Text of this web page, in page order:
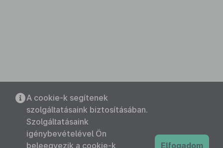
A cookie-k segítenek
szolgáltatásaink biztosításában.
Szolgáltatásaink
igénybevételével Ön
beleegyezik a cookie-k
Elfogadom